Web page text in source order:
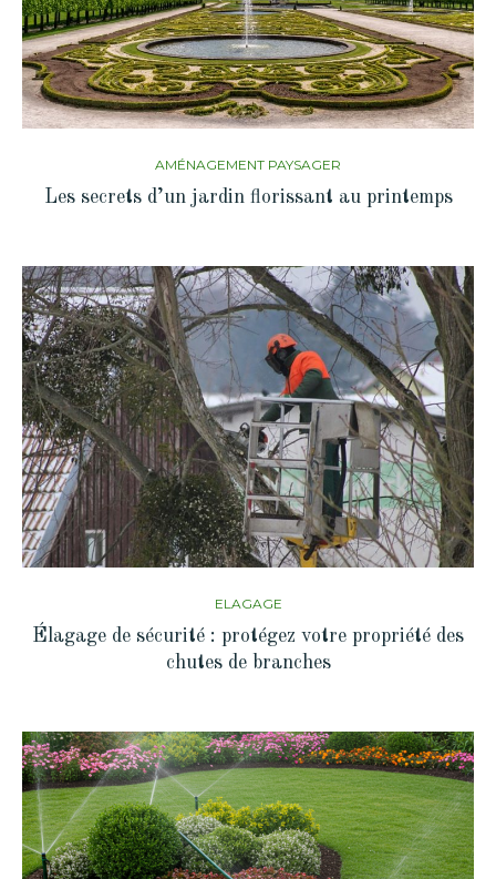
AMÉNAGEMENT PAYSAGER
Les secrets d’un jardin florissant au printemps
ELAGAGE
Élagage de sécurité : protégez votre propriété des
chutes de branches